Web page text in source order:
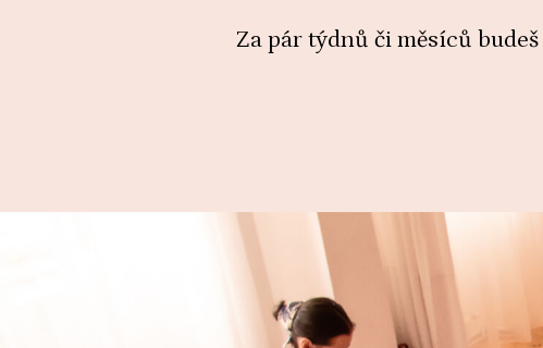
Za pár týdnů či měsíců budeš